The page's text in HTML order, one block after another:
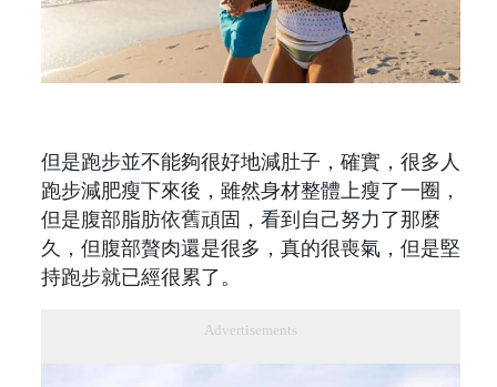
但是跑步並不能夠很好地減肚子，確實，很多人
跑步減肥瘦下來後，雖然身材整體上瘦了一圈，
但是腹部脂肪依舊頑固，看到自己努力了那麼
久，但腹部贅肉還是很多，真的很喪氣，但是堅
持跑步就已經很累了。
Advertisements